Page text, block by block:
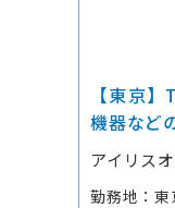
【東京
機器など
アイリス
勤務地